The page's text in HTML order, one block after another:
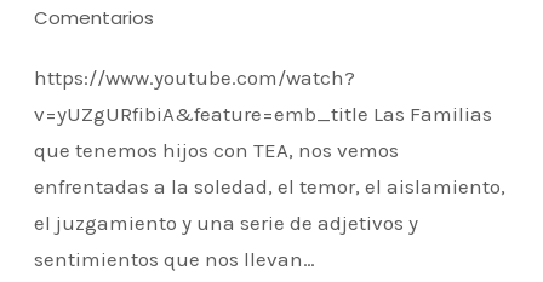
Comentarios
https://www.youtube.com/watch?
v=yUZgURfibiA&feature=emb_title Las Familias
que tenemos hijos con TEA, nos vemos
enfrentadas a la soledad, el temor, el aislamiento,
el juzgamiento y una serie de adjetivos y
sentimientos que nos llevan…